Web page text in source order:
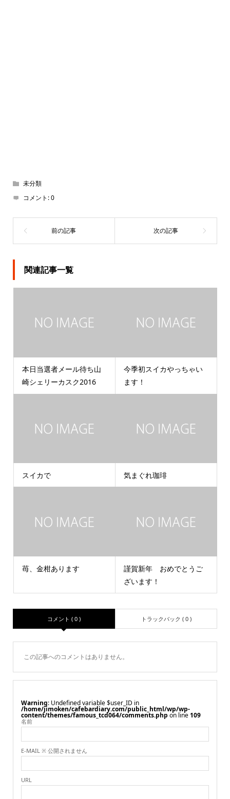
未分類
コメント:0
関連記事一覧
本日当選者メール待ち山
崎シェリーカスク2016
今季初スイカやっちゃい
ます！
スイカで 気まぐれ珈琲
苺、金柑あります
謹賀新年 おめでとうご
ざいます！
コメント ( 0 ) トラックバック ( 0 )
この記事へのコメントはありません。
Warning : Undefined variable $user_ID in
/home/jimoken/cafebardiary.com/public_html/wp/wp-
content/themes/famous_tcd064/comments.php on line109
名前
E-MAIL ※ 公開されません
URL